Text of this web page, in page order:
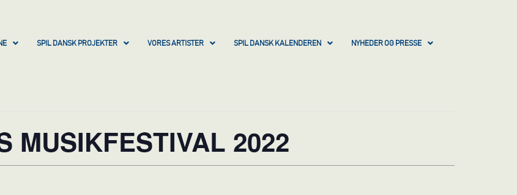
SPIL DANSK PROJEKTER VORES ARTISTER SPIL DANSK KALENDEREN NYHEDER OG PRESSE
MUSIKFESTIVAL 2022